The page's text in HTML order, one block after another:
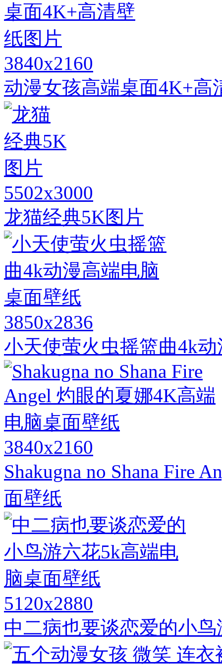
3840x2160
动漫女孩高端桌面4K+高
5502x3000
龙猫经典5K图片
3850x2836
小天使萤火虫摇篮曲4k
3840x2160
Shakugna no Shana Fire
面壁纸
5120x2880
中二病也要谈恋爱的小